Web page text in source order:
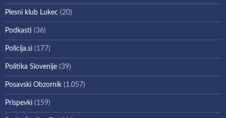
Plesni klub Lukec (20)
Podkasti (36)
Policija.si (177)
Politika Slovenije (39)
Posavski Obzornik (1.057)
Prispevki (159)